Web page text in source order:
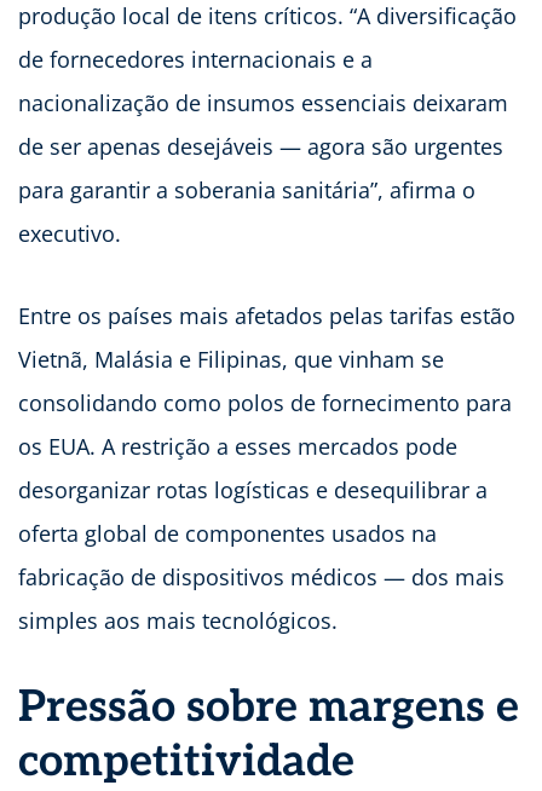
produção local de itens críticos. “A diversificação
de fornecedores internacionais e a
nacionalização de insumos essenciais deixaram
de ser apenas desejáveis — agora são urgentes
para garantir a soberania sanitária”, afirma o
executivo.
Entre os países mais afetados pelas tarifas estão
Vietnã, Malásia e Filipinas, que vinham se
consolidando como polos de fornecimento para
os EUA. A restrição a esses mercados pode
desorganizar rotas logísticas e desequilibrar a
oferta global de componentes usados na
fabricação de dispositivos médicos — dos mais
simples aos mais tecnológicos.
Pressão sobre margens e
competitividade